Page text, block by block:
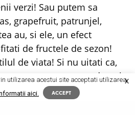
verzi! Sau putem sa
grapefruit, patrunjel,
au, si ele, un efect
de fructele de sezon!
de viata! Si nu uitati ca,
sanatatea noastra de noi
pe care le facem, de felul in
va multumesc tare mult
utilizarea acestui site acceptati utilizarea
aici. ACCEPT
X